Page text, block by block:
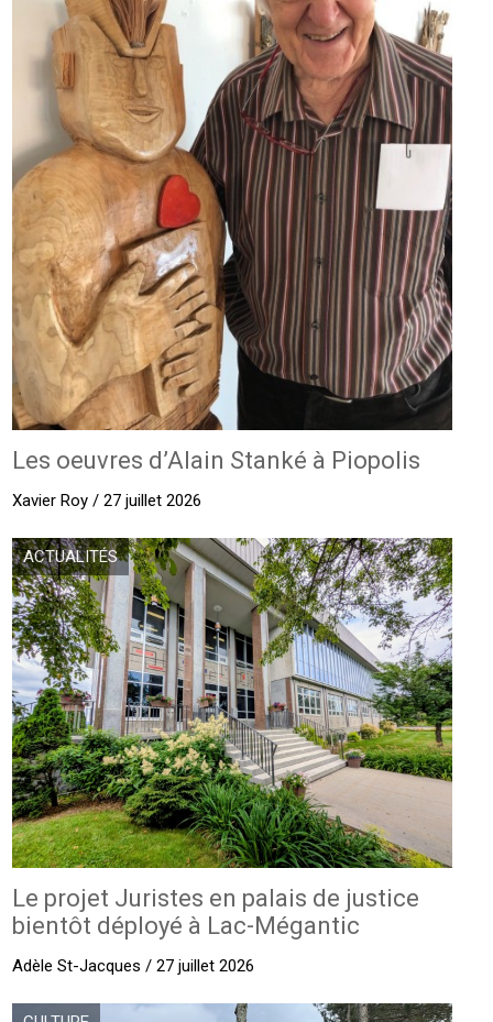
Les oeuvres d’Alain Stanké à Piopolis
Xavier Roy / 27 juillet 2026
ACTUALITÉS
Le projet Juristes en palais de justice
bientôt déployé à Lac-Mégantic
Adèle St-Jacques / 27 juillet 2026